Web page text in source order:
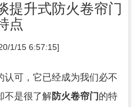
提升式防火卷帘门
点
1/15 6:57:15]
认可，它已经成为我们必不
不是很了解防火卷帘门 的特